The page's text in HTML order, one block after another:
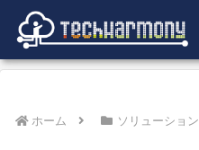
ホーム ソリューション